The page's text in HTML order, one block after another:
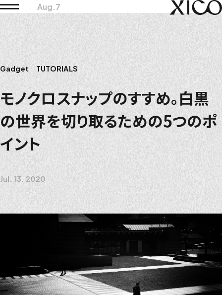
Aug.7
Gadget TUTORIALS
モノクロスナップのすすめ。白黒
の世界を切り取るための5つのポ
イント
Jul. 13. 2020